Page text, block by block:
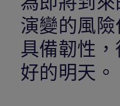
演變的風
具備韌性
好的明天。